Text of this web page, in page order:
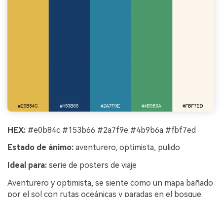
HEX: #e0b84c #153b66 #2a7f9e #4b9b6a #fbf7ed
Estado de ánimo: aventurero, optimista, pulido
Ideal para: serie de posters de viaje
Aventurero y optimista, se siente como un mapa bañado
por el sol con rutas oceánicas y paradas en el bosque.